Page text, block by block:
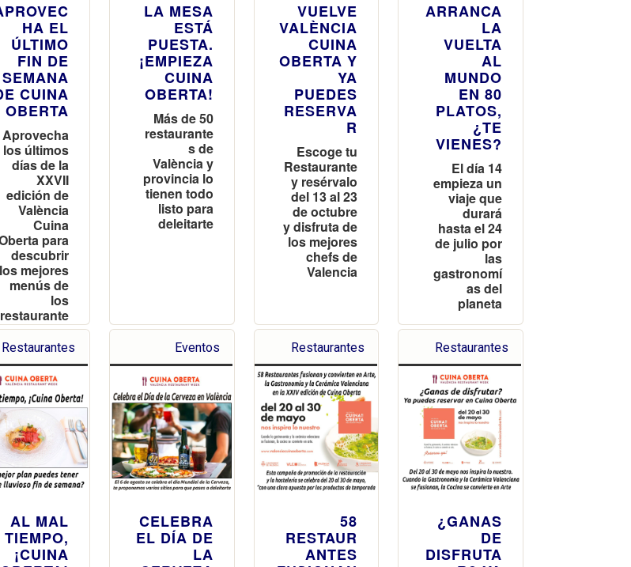
HA EL
ÚLTIMO
FIN DE
SEMANA
CUINA
OBERTA
Aprovecha
los últimos
días de la
XXVII
edición de
València
Cuina
para
descubrir
los mejores
menús de
los
restaurante
s más top
de la ciudad
LA MESA
ESTÁ
PUESTA.
¡EMPIEZA
CUINA
OBERTA!
Más de 50
restaurante
s de
València y
provincia lo
tienen todo
listo para
deleitarte
VUELVE
VALÈNCIA
CUINA
OBERTA Y
YA
PUEDES
RESERVA
R
Escoge tu
Restaurante
y resérvalo
del 13 al 23
de octubre
y disfruta de
los mejores
chefs de
Valencia
ARRANCA
LA
VUELTA
AL
MUNDO
EN 80
PLATOS,
¿TE
VIENES?
El día 14
empieza un
viaje que
durará
hasta el 24
de julio por
las
gastronomí
as del
planeta
Restaurantes
AL MAL
TIEMPO,
¡CUINA
Eventos
CELEBRA
EL DÍA DE
LA
Restaurantes
58
RESTAUR
ANTES
Restaurantes
¿GANAS
DE
DISFRUTA